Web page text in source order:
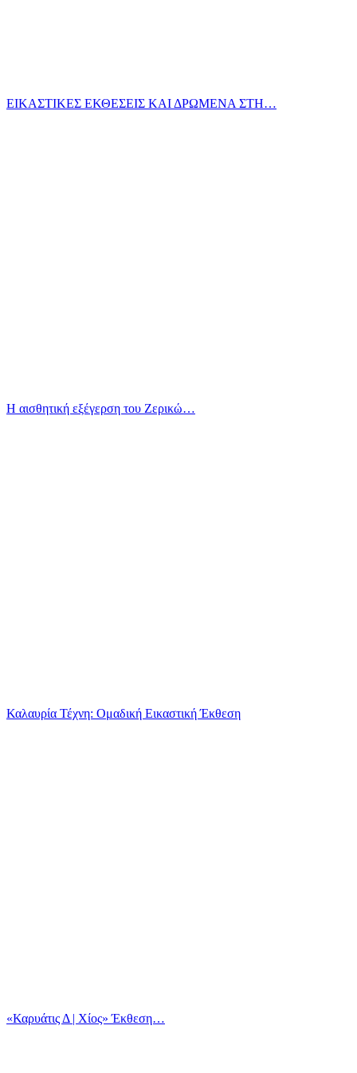
ΕΙΚΑΣΤΙΚΕΣ ΕΚΘΕΣΕΙΣ ΚΑΙ ΔΡΩΜΕΝΑ ΣΤΗ…
Η αισθητική εξέγερση του Ζερικώ…
Καλαυρία Τέχνη: Ομαδική Εικαστική Έκθεση
«Καρυάτις Δ | Χίος» Έκθεση…